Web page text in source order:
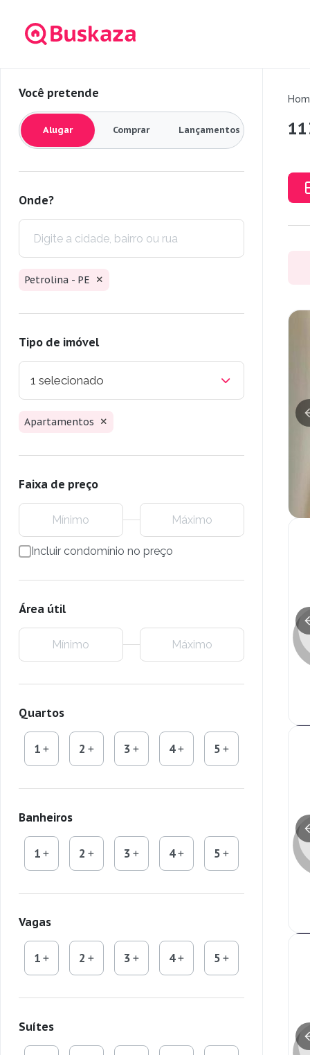
Você pretende
Alugar Comprar Lançamentos
Onde?
Petrolina - PE
Tipo de imóvel
1 selecionado
Apartamentos
Faixa de preço
Incluir condomínio no preço
Área útil
Quartos
1 2 3 4 5
Banheiros
1 2 3 4 5
Vagas
1 2 3 4 5
Suítes